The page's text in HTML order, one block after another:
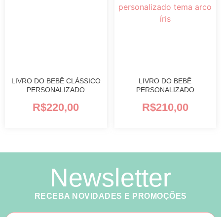
LIVRO DO BEBÊ CLÁSSICO
PERSONALIZADO
R$220,00
LIVRO DO BEBÊ
PERSONALIZADO
R$210,00
Newsletter
RECEBA NOVIDADES E PROMOÇÕES